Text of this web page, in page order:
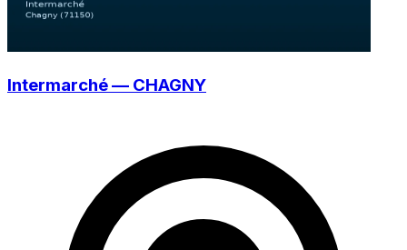
Intermarché — CHAGNY